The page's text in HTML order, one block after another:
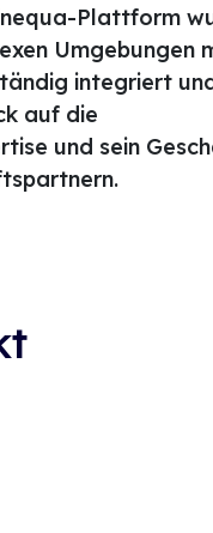
Plattform
Umgebungen
integriert
auf die
und sein